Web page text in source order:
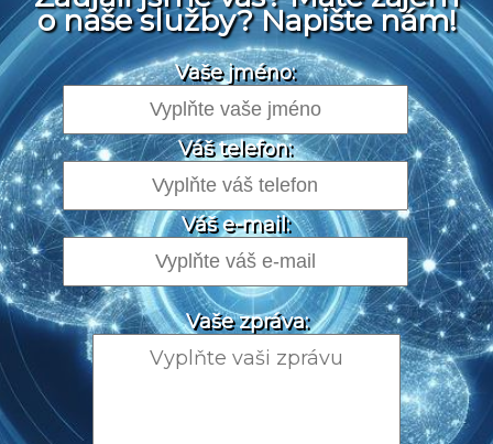
o naše služby? Napište nám!
Vaše jméno:
Váš telefon:
Váš e-mail:
Vaše zpráva: